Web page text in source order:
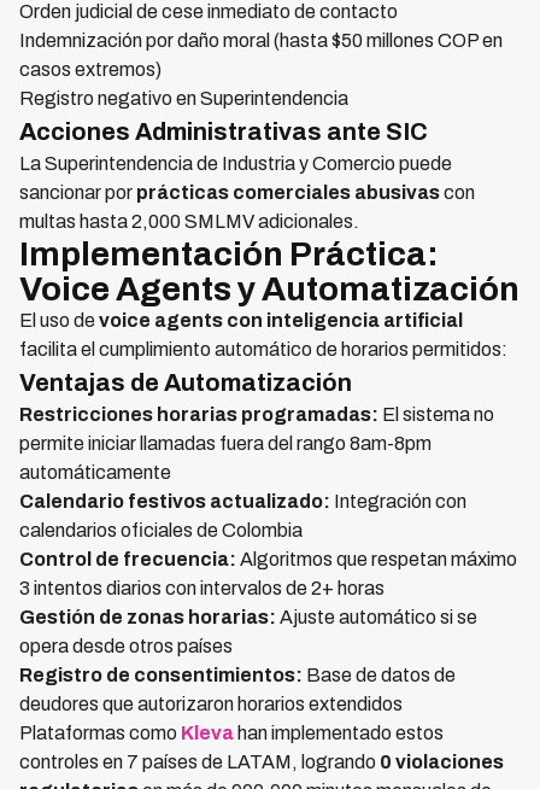
Orden judicial de cese inmediato de contacto
Indemnización por daño moral (hasta $50 millones COP en
casos extremos)
Registro negativo en Superintendencia
Acciones Administrativas ante SIC
La Superintendencia de Industria y Comercio puede
sancionar por prácticas comerciales abusivascon
multas hasta 2,000 SMLMV adicionales.
Implementación Práctica:
Voice Agents y Automatización
El uso devoice agents con inteligencia artificial
facilita el cumplimiento automático de horarios permitidos:
Ventajas de Automatización
Restricciones horarias programadas: El sistema no
permite iniciar llamadas fuera del rango 8am-8pm
automáticamente
Calendario festivos actualizado: Integración con
calendarios oficiales de Colombia
Control de frecuencia: Algoritmos que respetan máximo
3 intentos diarios con intervalos de 2+ horas
Gestión de zonas horarias: Ajuste automático si se
opera desde otros países
Registro de consentimientos: Base de datos de
deudores que autorizaron horarios extendidos
Plataformas como Kleva han implementado estos
controles en 7 países de LATAM, logrando 0 violaciones